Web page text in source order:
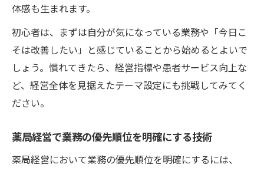
薬局経営の課題解決へデイリー計画を活用
体感も生まれます。
初心者は、まずは自分が気になっている業務や「今日こ
そは改善したい」と感じていることから始めるとよいで
しょう。慣れてきたら、経営指標や患者サービス向上な
ど、経営全体を見据えたテーマ設定にも挑戦してみてく
ださい。
薬局経営で業務の優先順位を明確にする技術
薬局経営において業務の優先順位を明確にするには、